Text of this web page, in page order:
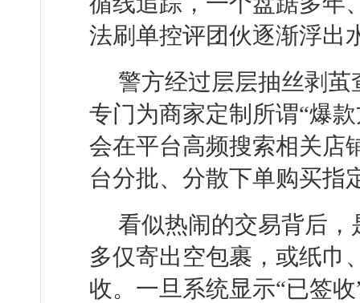
法刷单控评团伙逐渐浮出
警方经过层层抽丝剥
专门为商家定制所谓“爆
会在平台高频搜索相关店
台分批、分散下单购买指
看似热闹的交易背后
多仅寄出空包裹，或纸巾
收。一旦系统显示“已签